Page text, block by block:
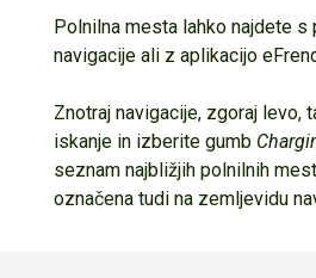
Polnilna mesta lahko najdete s
navigacije ali z aplikacijo
Znotraj navigacije, zgoraj levo,
iskanje in izberite gumb
seznam najbližjih polnilnih
označena tudi na zemljevidu